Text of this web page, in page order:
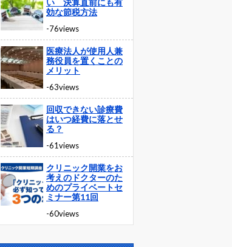
効な節税方法
-76views
医療法人が使用人兼
務役員を置くことの
メリット
-63views
回収できない診療費
はいつ経費に落とせ
る？
-61views
クリニック開業をお
考えのドクターのた
めのプライベートセ
ミナー第11回
-60views